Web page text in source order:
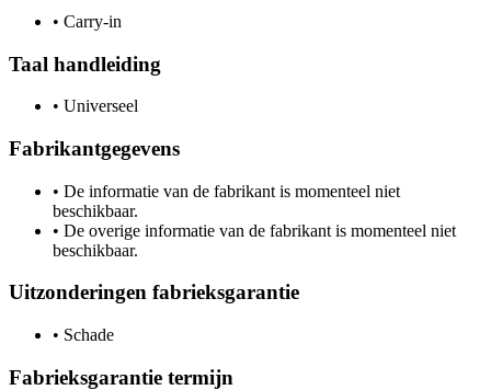
• Carry-in
Taal handleiding
• Universeel
Fabrikantgegevens
• De informatie van de fabrikant is momenteel niet
beschikbaar.
• De overige informatie van de fabrikant is momenteel niet
beschikbaar.
Uitzonderingen fabrieksgarantie
• Schade
Fabrieksgarantie termijn